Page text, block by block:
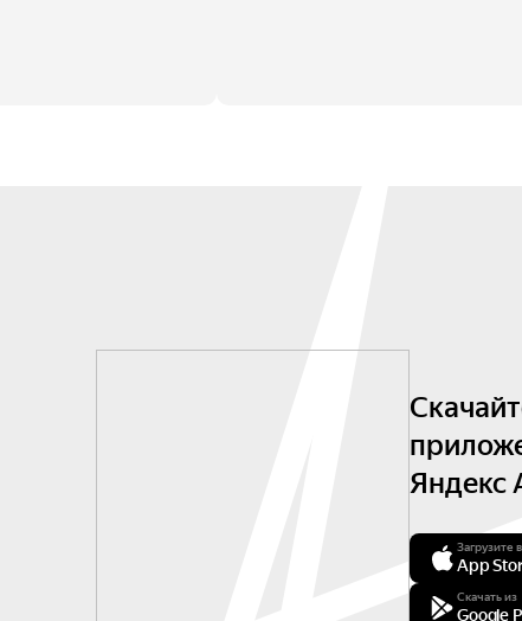
Яндекс
Загрузите в
App
Скачать из
Google